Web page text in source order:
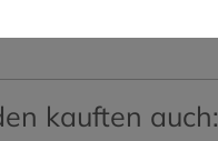
kauften auch: